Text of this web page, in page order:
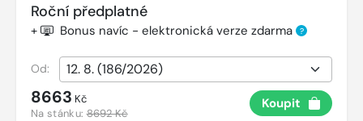
Roční předplatné
+ Bonus navíc - elektronická verze zdarma ?
Od:
8663 Kč
Na stánku:8692 Kč
Koupit